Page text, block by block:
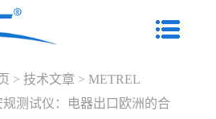
> 技术文章 > METREL
规测试仪：电器出口欧洲的合